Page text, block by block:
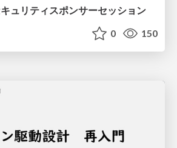
ュリティスポンサーセッション
0 150